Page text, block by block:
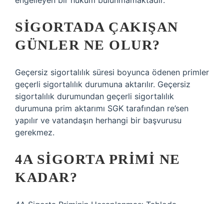
SIGORTADA ÇAKIŞAN
GÜNLER NE OLUR?
Geçersiz sigortalılık süresi boyunca ödenen primler
geçerli sigortalılık durumuna aktarılır. Geçersiz
sigortalılık durumundan geçerli sigortalılık
durumuna prim aktarımı SGK tarafından re’sen
yapılır ve vatandaşın herhangi bir başvurusu
gerekmez.
4A SIGORTA PRIMI NE
KADAR?